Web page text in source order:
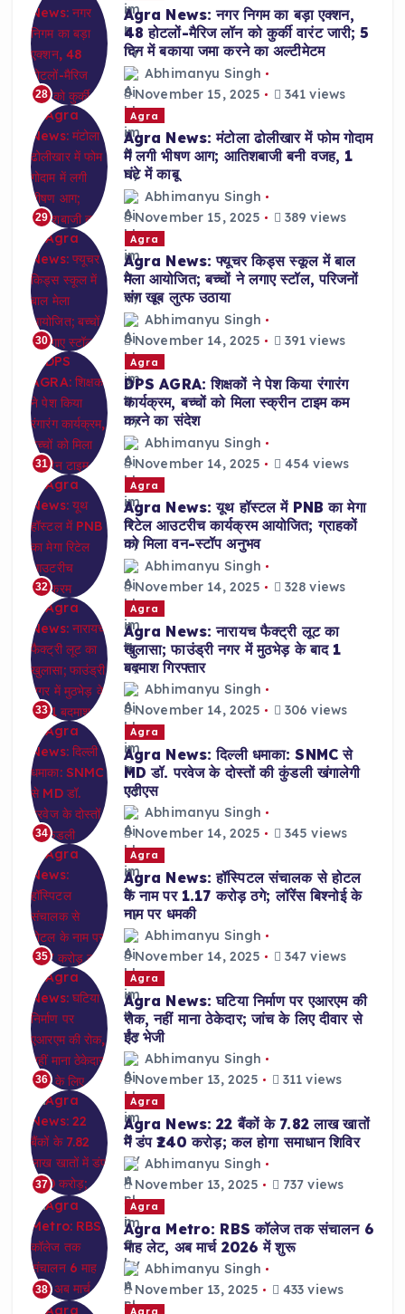
28
Agra News: नगर निगम का बड़ा एक्शन,
48 होटलों-मैरिज लॉन को कुर्की वारंट जारी; 5
दिन में बकाया जमा करने का अल्टीमेटम
Abhimanyu Singh
November 15, 2025
341 views
29
Agra
Agra News: मंटोला ढोलीखार में फोम गोदाम
में लगी भीषण आग; आतिशबाजी बनी वजह, 1
घंटे में काबू
Abhimanyu Singh
November 15, 2025
389 views
30
Agra
Agra News: फ्यूचर किड्स स्कूल में बाल
मेला आयोजित; बच्चों ने लगाए स्टॉल, परिजनों
संग खूब लुत्फ उठाया
Abhimanyu Singh
November 14, 2025
391 views
31
Agra
DPS AGRA: शिक्षकों ने पेश किया रंगारंग
कार्यक्रम, बच्चों को मिला स्क्रीन टाइम कम
करने का संदेश
Abhimanyu Singh
November 14, 2025
454 views
32
Agra
Agra News: यूथ हॉस्टल में PNB का मेगा
रिटेल आउटरीच कार्यक्रम आयोजित; ग्राहकों
को मिला वन-स्टॉप अनुभव
Abhimanyu Singh
November 14, 2025
328 views
33
Agra
Agra News: नारायच फैक्ट्री लूट का
खुलासा; फाउंड्री नगर में मुठभेड़ के बाद 1
बदमाश गिरफ्तार
Abhimanyu Singh
November 14, 2025
306 views
34
Agra
Agra News: दिल्ली धमाका: SNMC से
MD डॉ. परवेज के दोस्तों की कुंडली खंगालेगी
एटीएस
Abhimanyu Singh
November 14, 2025
345 views
35
Agra
Agra News: हॉस्पिटल संचालक से होटल
के नाम पर 1.17 करोड़ ठगे; लॉरेंस बिश्नोई के
नाम पर धमकी
Abhimanyu Singh
November 14, 2025
347 views
36
Agra
Agra News: घटिया निर्माण पर एआरएम की
रोक, नहीं माना ठेकेदार; जांच के लिए दीवार से
ईंट भेजी
Abhimanyu Singh
November 13, 2025
311 views
37
Agra
Agra News: 22 बैंकों के 7.82 लाख खातों
में डंप ₹240 करोड़; कल होगा समाधान शिविर
Abhimanyu Singh
November 13, 2025
737 views
38
Agra
Agra Metro: RBS कॉलेज तक संचालन 6
माह लेट, अब मार्च 2026 में शुरू
Abhimanyu Singh
November 13, 2025
433 views
Agra